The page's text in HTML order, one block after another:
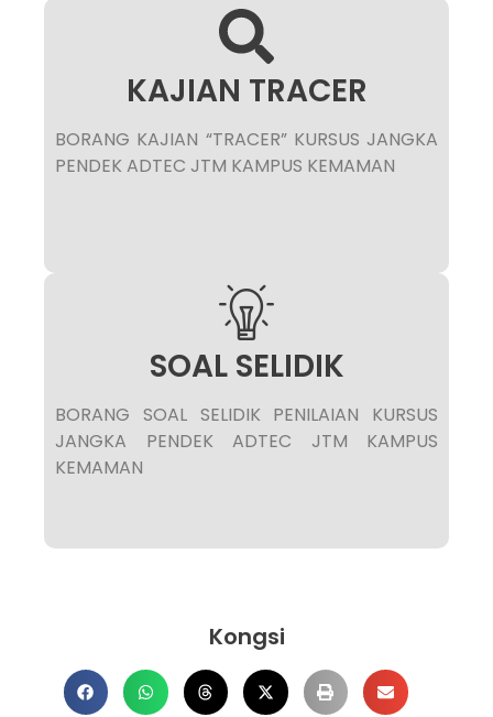
KAJIAN TRACER
BORANG KAJIAN “TRACER” KURSUS JANGKA
PENDEK ADTEC JTM KAMPUS KEMAMAN
SOAL SELIDIK
BORANG SOAL SELIDIK PENILAIAN KURSUS
JANGKA PENDEK ADTEC JTM KAMPUS
KEMAMAN
Kongsi